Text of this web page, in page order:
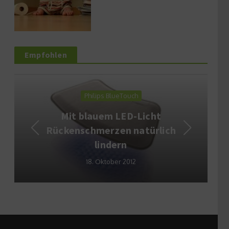
Empfohlen
Philips BlueTouch
Mit blauem LED-Licht
Rückenschmerzen natürlich
lindern
18. Oktober 2012